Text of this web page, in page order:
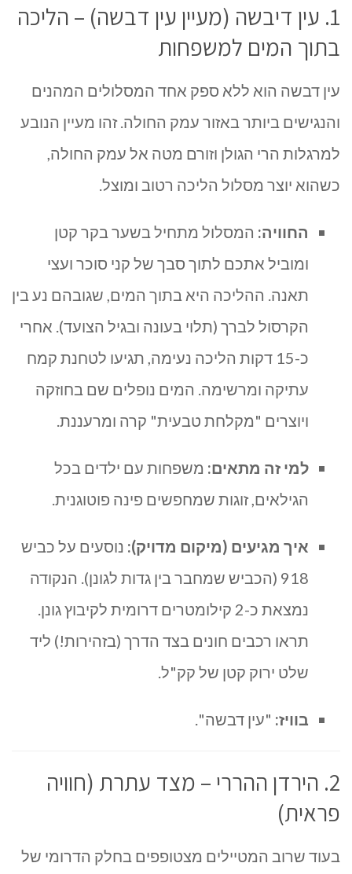
1. עין דיבשה (מעיין עין דבשה) – הליכה
בתוך המים למשפחות
עין דבשה הוא ללא ספק אחד המסלולים המהנים
והנגישים ביותר באזור עמק החולה. זהו מעיין הנובע
למרגלות הרי הגולן וזורם מטה אל עמק החולה,
כשהוא יוצר מסלול הליכה רטוב ומוצל.
החוויה: המסלול מתחיל בשער בקר קטן
ומוביל אתכם לתוך סבך של קני סוכר ועצי
תאנה. ההליכה היא בתוך המים, שגובהם נע בין
הקרסול לברך (תלוי בעונה ובגיל הצועד). אחרי
כ-15 דקות הליכה נעימה, תגיעו לטחנת קמח
עתיקה ומרשימה. המים נופלים שם בחוזקה
ויוצרים "מקלחת טבעית" קרה ומרעננת.
למי זה מתאים: משפחות עם ילדים בכל
הגילאים, זוגות שמחפשים פינה פוטוגנית.
איך מגיעים (מיקום מדויק): נוסעים על כביש
918 (הכביש שמחבר בין גדות לגונן). הנקודה
נמצאת כ-2 קילומטרים דרומית לקיבוץ גונן.
תראו רכבים חונים בצד הדרך (בזהירות!) ליד
שלט ירוק קטן של קק"ל.
בוויז: "עין דבשה".
2. הירדן ההררי – מצד עתרת (חוויה
פראית)
בעוד שרוב המטיילים מצטופפים בחלק הדרומי של